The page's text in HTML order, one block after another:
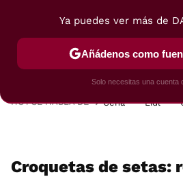
POSTRES VIAJES
HOY SE HABLA DE Cena Lidl
Croquetas de setas:
Ya puedes ver más de
Añádenos como
Solo necesitas una cuenta